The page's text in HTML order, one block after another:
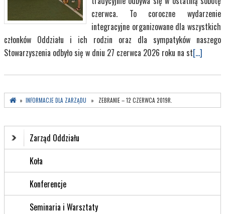
czerwca. To coroczne wydarzenie
integracyjne organizowane dla wszystkich
członków Oddziału i ich rodzin oraz dla sympatyków naszego
Stowarzyszenia odbyło się w dniu 27 czerwca 2026 roku na st[...]
» INFORMACJE DLA ZARZĄDU » ZEBRANIE – 12 CZERWCA 2019R.
Zarząd Oddziału
Koła
Konferencje
Seminaria i Warsztaty